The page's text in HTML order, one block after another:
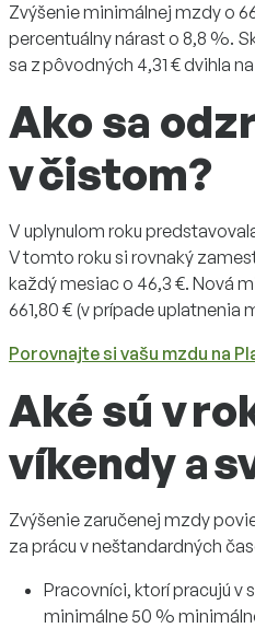
Zvýšenie minimálnej mzdy o
percentuálny nárast o 8,8 %.
sa z pôvodných 4,31 € dvihla
Ako sa
v čistom?
V uplynulom roku
V tomto roku si rovnaký
každý mesiac o 46,3 €. Nová
661,80 € (v prípade
Porovnajte si vašu mzdu na
Aké sú v
víkendy a
Zvýšenie zaručenej mzdy
za prácu v neštandardných
Pracovníci, ktorí pracujú v
minimálne 50 %